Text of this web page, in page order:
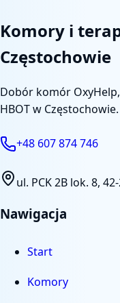
Komory i
Częstochowie
Dobór komór
HBOT w Częstochowie.
+48 607 874 746
ul. PCK 2B lok. 8,
Nawigacja
Start
Komory